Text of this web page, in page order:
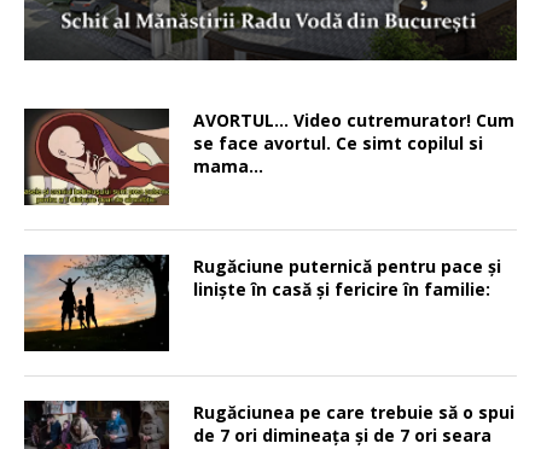
AVORTUL… Video cutremurator! Cum
se face avortul. Ce simt copilul si
mama…
Rugăciune puternică pentru pace şi
linişte în casă şi fericire în familie:
Rugăciunea pe care trebuie să o spui
de 7 ori dimineața și de 7 ori seara